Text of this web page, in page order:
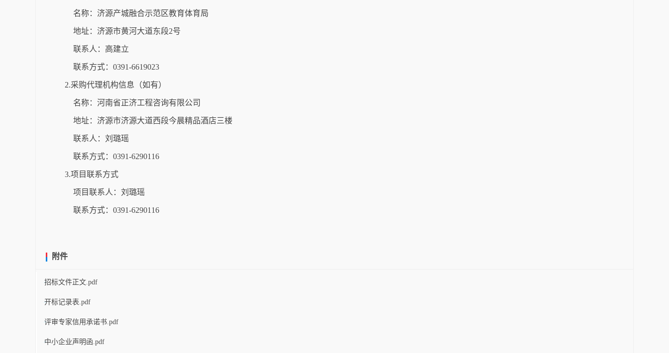
名称：济源产城融合示范区教育体育局
地址：济源市黄河大道东段2号
联系人：高建立
联系方式：0391-6619023
2.采购代理机构信息（如有）
名称：河南省正济工程咨询有限公司
地址：济源市济源大道西段今晨精品酒店三楼
联系人：刘璐瑶
联系方式：0391-6290116
3.项目联系方式
项目联系人：刘璐瑶
联系方式：0391-6290116
附件
招标文件正文.pdf
开标记录表.pdf
评审专家信用承诺书.pdf
中小企业声明函.pdf